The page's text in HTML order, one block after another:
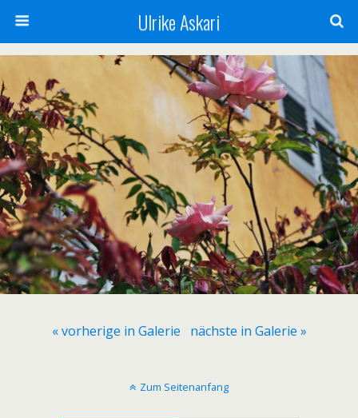
Ulrike Askari
« vorherige in Galerie nächste in Galerie »
Zum Seitenanfang